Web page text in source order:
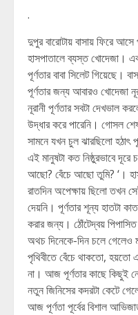
.
দুপুর বারোটায় বাসায় ফিরে
হাসপাতালে ব্যস্ত খোদেজা।
পূর্ণতার বাবা সিলেট গিয়েছে।
পূর্ণতার জন্য আবারও খোদেজা
নূরানী পূর্ণতার সবটা দেখভাল
উদ্ধার করে পারেনি। গোসল
সামনে যখন চুল ঝারছিলো হঠাৎ
এই মানুষটা কত নিষ্ঠুরভাবে
আছো? বেঁচে আছো তুমি? ‘।
রাতদিন অপেক্ষায় ছিলো তখন
দেয়নি। পূর্ণতার শূন্য হাতটা
করার জন্য। ঠোঁটেদ্বয়
অথচ দিনেকে-দিন চলে গেলেও
পৃথিবীতে বেঁচে থাকতো,
না। আজ পূর্ণতার কাছে কিছুই
নতুন জিনিসের কদরটা কেটে
আজ পূর্ণতা পূর্বের বিশাল